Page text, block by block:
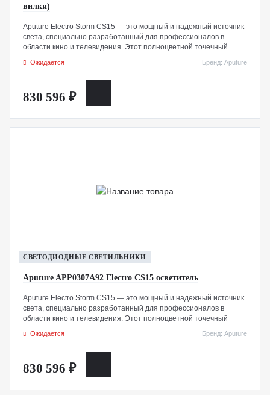
вилки)
Aputure Electro Storm CS15 — это мощный и надежный источник
света, специально разработанный для профессионалов в
области кино и телевидения. Этот полноцветной точечный
позволяя создавать яркое и точное освещение.
10 000K с возможностью точной настройки оттенка, а также
двойные крепления для аксессуаров, расширенные
возможности подключения и прочную конструкцию с рейтингом
IP65, защищающую от пыли и влаги — идеально подходит для
Ожидается Бренд: Aputure
830 596 ₽
СВЕТОДИОДНЫЕ СВЕТИЛЬНИКИ
Aputure APP0307A92 Electro CS15 осветитель
Aputure Electro Storm CS15 — это мощный и надежный источник
света, специально разработанный для профессионалов в
области кино и телевидения. Этот полноцветной точечный
позволяя создавать яркое и точное освещение.
10 000K с возможностью точной настройки оттенка, а также
двойные крепления для аксессуаров, расширенные
возможности подключения и прочную конструкцию с рейтингом
Ожидается Бренд: Aputure
830 596 ₽